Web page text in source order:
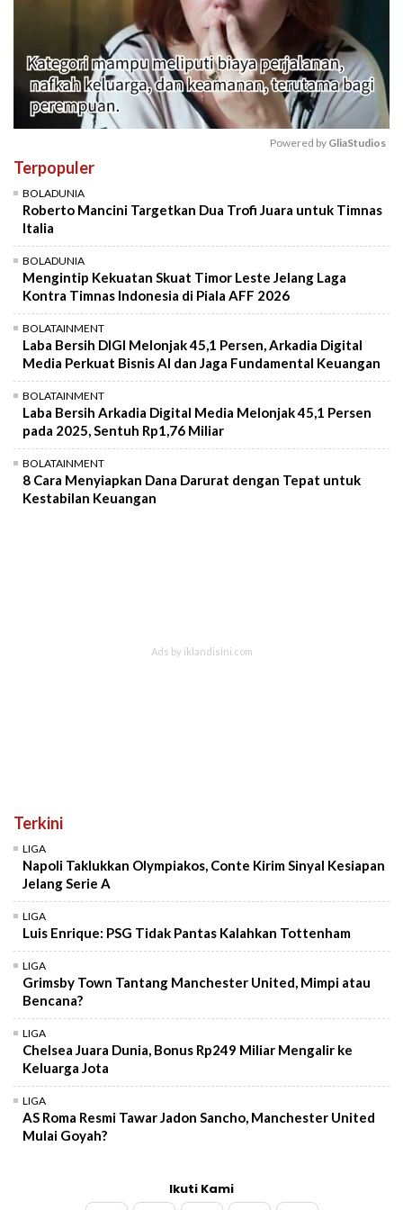
Powered by GliaStudios
Terpopuler
BOLADUNIA
Roberto Mancini Targetkan Dua Trofi Juara untuk Timnas
Italia
BOLADUNIA
Mengintip Kekuatan Skuat Timor Leste Jelang Laga
Kontra Timnas Indonesia di Piala AFF 2026
BOLATAINMENT
Laba Bersih DIGI Melonjak 45,1 Persen, Arkadia Digital
Media Perkuat Bisnis AI dan Jaga Fundamental Keuangan
BOLATAINMENT
Laba Bersih Arkadia Digital Media Melonjak 45,1 Persen
pada 2025, Sentuh Rp1,76 Miliar
BOLATAINMENT
8 Cara Menyiapkan Dana Darurat dengan Tepat untuk
Kestabilan Keuangan
Terkini
LIGA
Napoli Taklukkan Olympiakos, Conte Kirim Sinyal Kesiapan
Jelang Serie A
LIGA
Luis Enrique: PSG Tidak Pantas Kalahkan Tottenham
LIGA
Grimsby Town Tantang Manchester United, Mimpi atau
Bencana?
LIGA
Chelsea Juara Dunia, Bonus Rp249 Miliar Mengalir ke
Keluarga Jota
LIGA
AS Roma Resmi Tawar Jadon Sancho, Manchester United
Mulai Goyah?
Ikuti Kami